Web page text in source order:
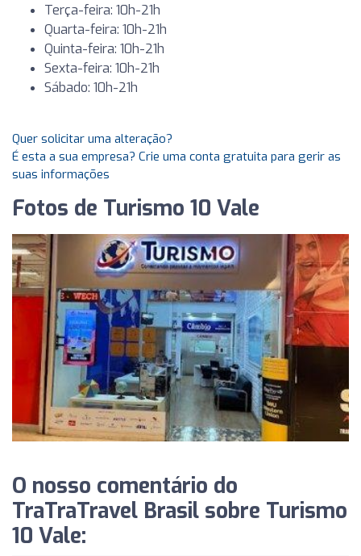
Terça-feira: 10h-21h
Quarta-feira: 10h-21h
Quinta-feira: 10h-21h
Sexta-feira: 10h-21h
Sábado: 10h-21h
Quer solicitar uma alteração?
É esta a sua empresa? Crie uma conta gratuita para gerir as
suas informações
Fotos de Turismo 10 Vale
O nosso comentário do
TraTraTravel Brasil sobre Turismo
10 Vale: